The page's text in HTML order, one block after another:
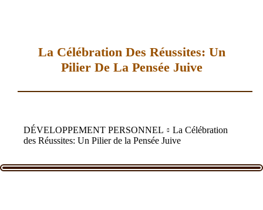
La Célébration Des Réussites: Un
Pilier De La Pensée Juive
DÉVELOPPEMENT PERSONNEL
La Célébration
des Réussites: Un Pilier de la Pensée Juive